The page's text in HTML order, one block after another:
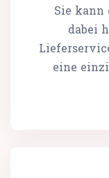
Sie kann
dabei
eine